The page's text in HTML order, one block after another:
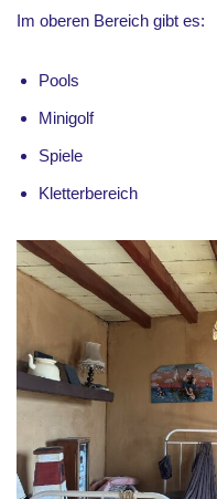
Im oberen Bereich gibt es:
Pools
Minigolf
Spiele
Kletterbereich